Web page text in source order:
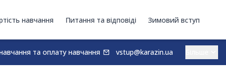
навчання Питання та відповіді Зимовий вступ
та оплату навчання
vstup@karazin.ua